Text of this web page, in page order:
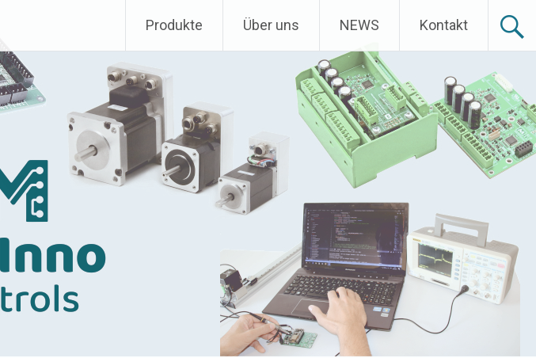
Produkte Über uns NEWS Kontakt